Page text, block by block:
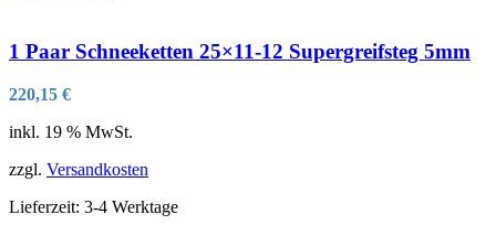
1 Paar Schneeketten 25×11-12 Supergreifsteg 5mm
220,15 €
inkl. 19 % MwSt.
zzgl. Versandkosten
Lieferzeit: 3-4 Werktage